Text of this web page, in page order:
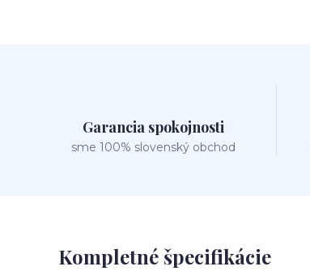
Garancia spokojnosti
sme 100% slovenský obchod
Kompletné špecifikácie